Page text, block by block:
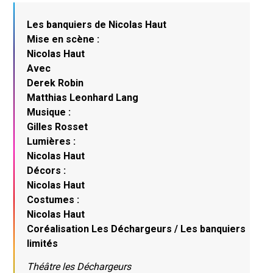
Les banquiers de Nicolas Haut
Mise en scène :
Nicolas Haut
Avec
Derek Robin
Matthias Leonhard Lang
Musique :
Gilles Rosset
Lumières :
Nicolas Haut
Décors :
Nicolas Haut
Costumes :
Nicolas Haut
Coréalisation Les Déchargeurs / Les banquiers
limités
Théâtre les Déchargeurs